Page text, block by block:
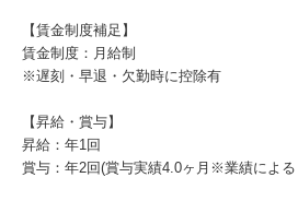
【賃金制度補足】
賃金制度：月給制
※遅刻・早退・欠勤時に控除有
【昇給・賞与】
昇給：年1回
賞与：年2回(賞与実績4.0ヶ月※業績による